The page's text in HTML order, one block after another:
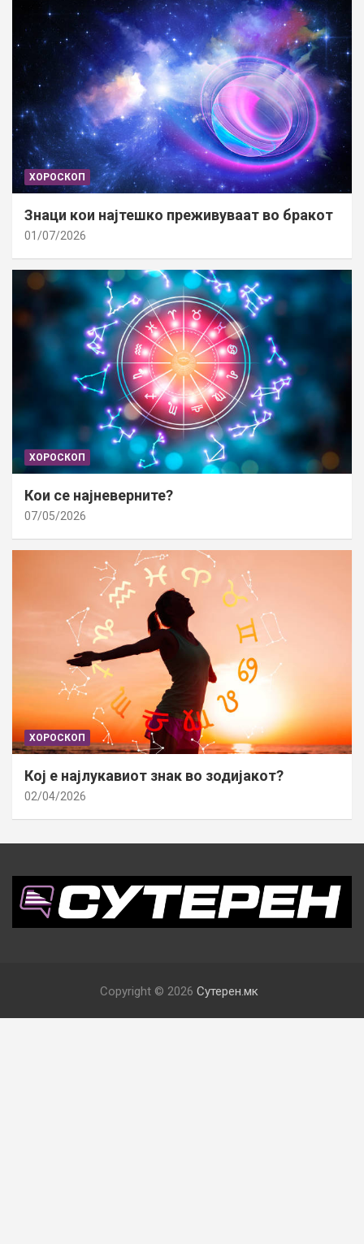
ХОРОСКОП
Знаци кои најтешко преживуваат во бракот
01/07/2026
ХОРОСКОП
Кои се најневерните?
07/05/2026
ХОРОСКОП
Кој е најлукавиот знак во зодијакот?
02/04/2026
Copyright © 2026 Сутерен.мк